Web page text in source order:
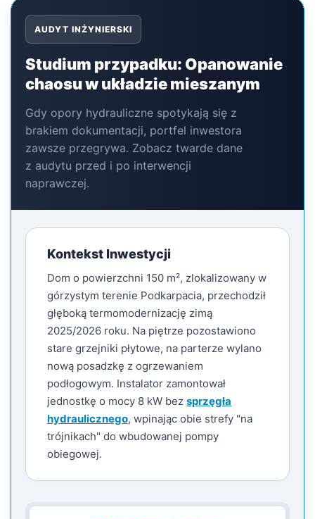
AUDYT INŻYNIERSKI
Studium przypadku: Opanowanie
chaosu w układzie mieszanym
Gdy opory hydrauliczne spotykają się z
brakiem dokumentacji, portfel inwestora
zawsze przegrywa. Zobacz twarde dane
z audytu przed i po interwencji
naprawczej.
Kontekst Inwestycji
Dom o powierzchni 150 m², zlokalizowany w
górzystym terenie Podkarpacia, przechodził
głęboką termomodernizację zimą
2025/2026 roku. Na piętrze pozostawiono
stare grzejniki płytowe, na parterze wylano
nową posadzkę z ogrzewaniem
podłogowym. Instalator zamontował
jednostkę o mocy 8 kW bez sprzęgła
hydraulicznego, wpinając obie strefy "na
trójnikach" do wbudowanej pompy
obiegowej.